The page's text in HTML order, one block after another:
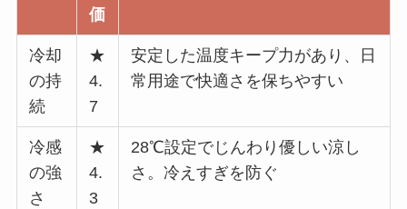
価
冷却
の持
続
★
4.
7
安定した温度キープ力があり、日
常用途で快適さを保ちやすい
冷感
の強
さ
★
4.
3
28℃設定でじんわり優しい涼し
さ。冷えすぎを防ぐ